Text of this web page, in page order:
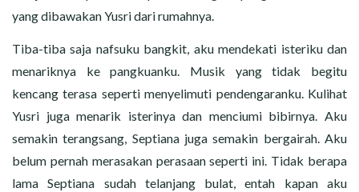
yang dibawakan Yusri dari rumahnya.
Tiba-tiba saja nafsuku bangkit, aku mendekati isteriku dan
menariknya ke pangkuanku. Musik yang tidak begitu
kencang terasa seperti menyelimuti pendengaranku. Kulihat
Yusri juga menarik isterinya dan menciumi bibirnya. Aku
semakin terangsang, Septiana juga semakin bergairah. Aku
belum pernah merasakan perasaan seperti ini. Tidak berapa
lama Septiana sudah telanjang bulat, entah kapan aku